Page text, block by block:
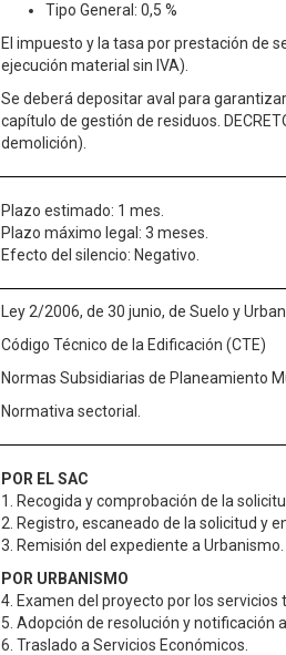
Tipo General: 0,5 %
El impuesto y la tasa por prestación de
ejecución material sin IVA).
Se deberá depositar aval para
capítulo de gestión de residuos.
demolición).
Plazo estimado: 1 mes.
Plazo máximo legal: 3 meses.
Efecto del silencio: Negativo.
Ley 2/2006, de 30 junio, de Suelo y
Código Técnico de la Edificación (CTE)
Normas Subsidiarias de Planeamiento
Normativa sectorial.
POR EL SAC
1. Recogida y comprobación de la
2. Registro, escaneado de la solicitud y
3. Remisión del expediente a Urbanismo.
POR URBANISMO
4. Examen del proyecto por los
5. Adopción de resolución y notificación
6. Traslado a Servicios Económicos.